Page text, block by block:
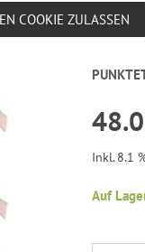
COOKIE ZULASSEN
Inkl. 8.1
Auf